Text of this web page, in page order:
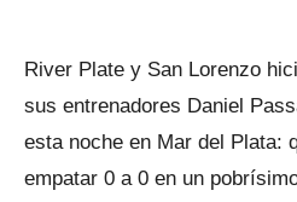
River Plate y San Lorenzo
sus entrenadores Daniel
esta noche en Mar del Plata:
empatar 0 a 0 en un